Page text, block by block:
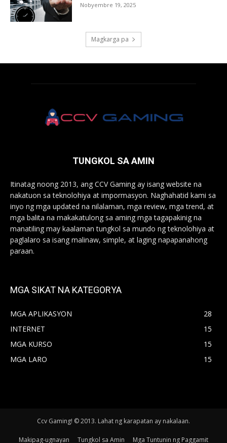
Nobyembre 19, 2025
Magkarga pa
TUNGKOL SA AMIN
Itinatag noong 2013, ang CCV Gaming ay isang website na
nakatuon sa teknolohiya at impormasyon. Naghahatid kami sa
inyo ng mga updated na nilalaman, mga review, mga trend, at
mga balita na makakatulong sa aming mga tagapakinig na
manatiling may kaalaman tungkol sa mundo ng teknolohiya at
paglalaro sa isang malinaw, simple, at laging napapanahong
paraan.
MGA SIKAT NA KATEGORYA
MGA APLIKASYON
28
INTERNET
15
MGA KURSO
15
MGA LARO
15
Ccv Gaming! © 2013. Lahat ng karapatan ay nakalaan.
Makipag-ugnayan Tungkol sa Amin Mga Tuntunin ng Paggamit